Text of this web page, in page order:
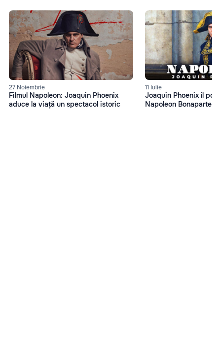
27 Noiembrie
Filmul Napoleon: Joaquin Phoenix
aduce la viață un spectacol istoric
11 Iulie
Joaquin Phoenix îl
Napoleon Bonaparte